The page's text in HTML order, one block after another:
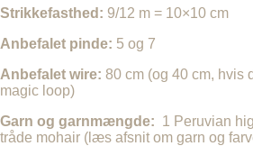
Strikkefasthed: 9/12 m = 10×10 cm
Anbefalet pinde: 5 og 7
Anbefalet wire: 80 cm (og 40 cm, hvis
magic loop)
Garn og garnmængde: 1 Peruvian
tråde mohair (læs afsnit om garn og